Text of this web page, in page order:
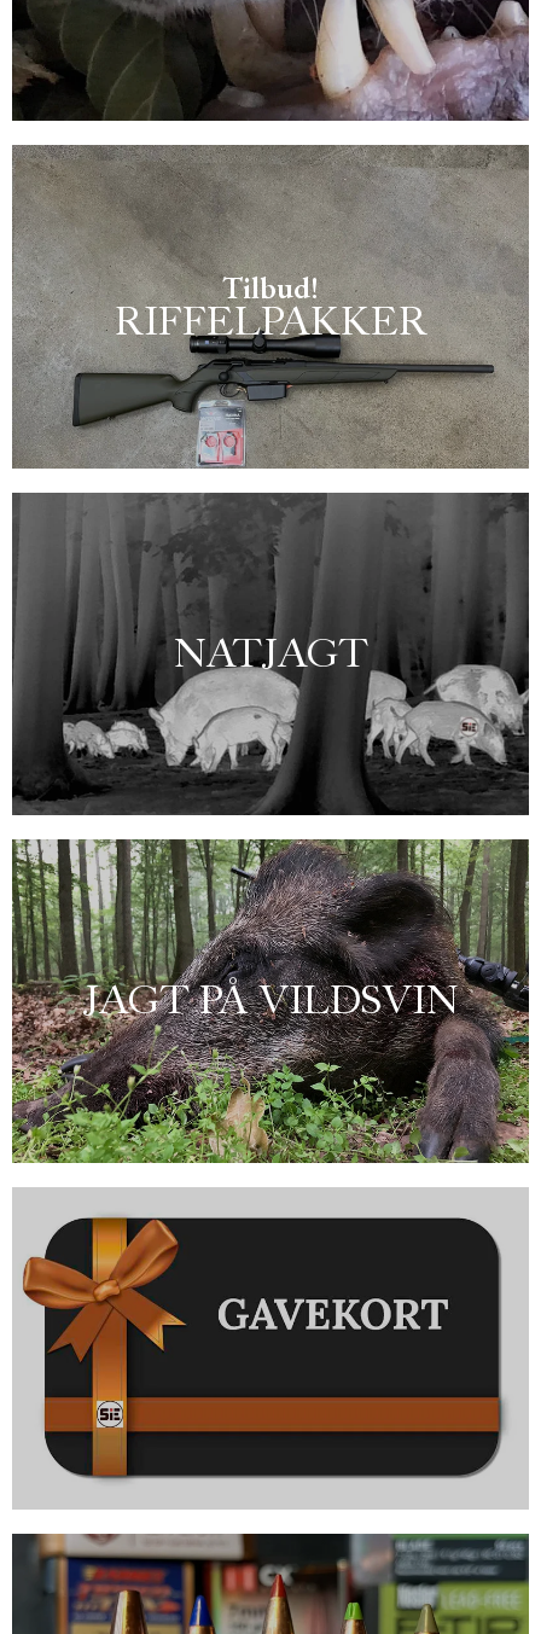
Tilbud!
RIFFELPAKKER
Skarpe tilbud på jagtriffel med kikkert
NATJAGT
Se alle vores termiske og digitale spottere og kikkerter
JAGT PÅ VILDSVIN
Her kan du nemt og hurtigt lave gavekort